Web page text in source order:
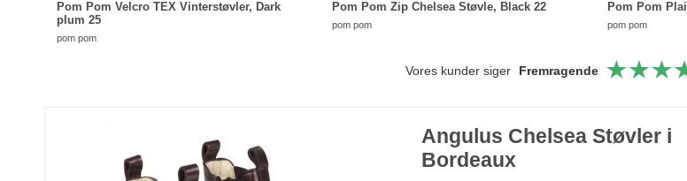
Pom Pom Velcro TEX Vinterstøvler, Dark
plum 25
pom pom
Pom Pom Zip Chelsea Støvle, Black 22
pom pom
Pom Pom
pom pom
Vores kunder siger Fremragende
Angulus Chelsea Støvler i
Bordeaux